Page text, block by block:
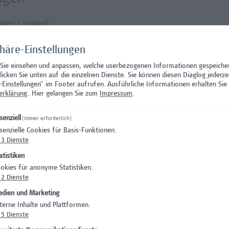
Landgut"
von 39h/Woche und die Möglichkeit eines
der Hochschule Campus Wien und hängt von den
Für diese Position ist ein Entgelt von ab EUR 4.714,-- brutto
Wochenstunden, bei 10 Jahren facheinschlägiger,
Wien unterliegt keinem Kollektivvertrag
ein abwechslungsreiches und spannendes
Arbeitsumfeld vor
Einstellungen
einsehen und anpassen, welche userbezogenen Informationen
Sie unten auf die einzelnen Dienste. Sie können diesen Diaglog
Einstellungen" im Footer aufrufen. Ausführliche Informationen erhalten Sie
. Hier gelangen Sie zum Impressum.
(immer erforderlich)
Cookies für Basis-Funktionen.
3 Dienste
für anonyme Statistiken.
2 Dienste
und Marketing
Inhalte und Plattformen.
5 Dienste